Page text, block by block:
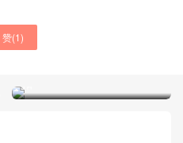
赞(1)愛馬仕凱莉手拿晚宴包
Hermes Kellycut 31cm 亮面